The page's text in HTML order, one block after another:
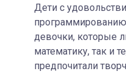
Дети с
девочки, которые
математику, так и
предпочитали